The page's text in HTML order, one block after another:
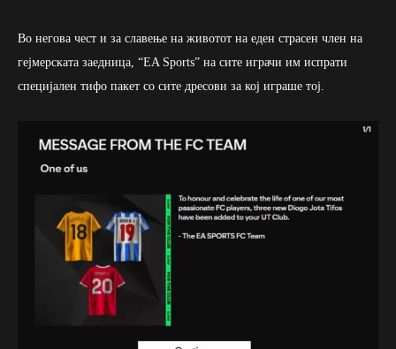
Во негова чест и за славење на животот на еден страсен член на
гејмерската заедница, “EA Sports” на сите играчи им испрати
специјален тифо пакет со сите дресови за кој играше тој.